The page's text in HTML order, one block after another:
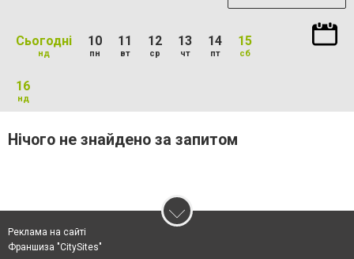
Сьогодні
нд
10
пн
11
вт
12
ср
13
чт
14
пт
15
сб
16
нд
Нічого не знайдено за запитом
Реклама на сайті
Франшиза "CitySites"